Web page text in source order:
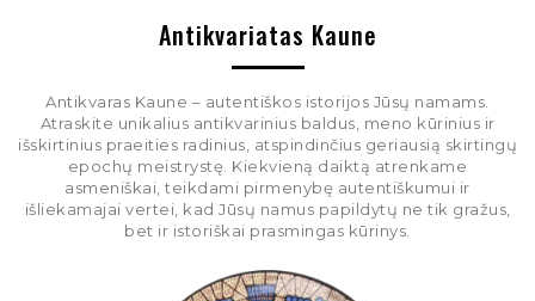
Antikvariatas Kaune
Antikvaras Kaune – autentiškos istorijos Jūsų namams.
Atraskite unikalius antikvarinius baldus, meno kūrinius ir
išskirtinius praeities radinius, atspindinčius geriausią skirtingų
epochų meistrystę. Kiekvieną daiktą atrenkame
asmeniškai, teikdami pirmenybę autentiškumui ir
išliekamajai vertei, kad Jūsų namus papildytų ne tik gražus,
bet ir istoriškai prasmingas kūrinys.